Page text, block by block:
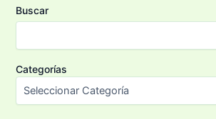
Buscar
Categorías